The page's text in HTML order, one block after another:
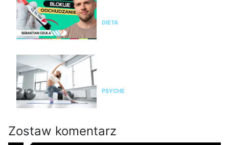
DIETA
PSYCHE
Zostaw komentarz